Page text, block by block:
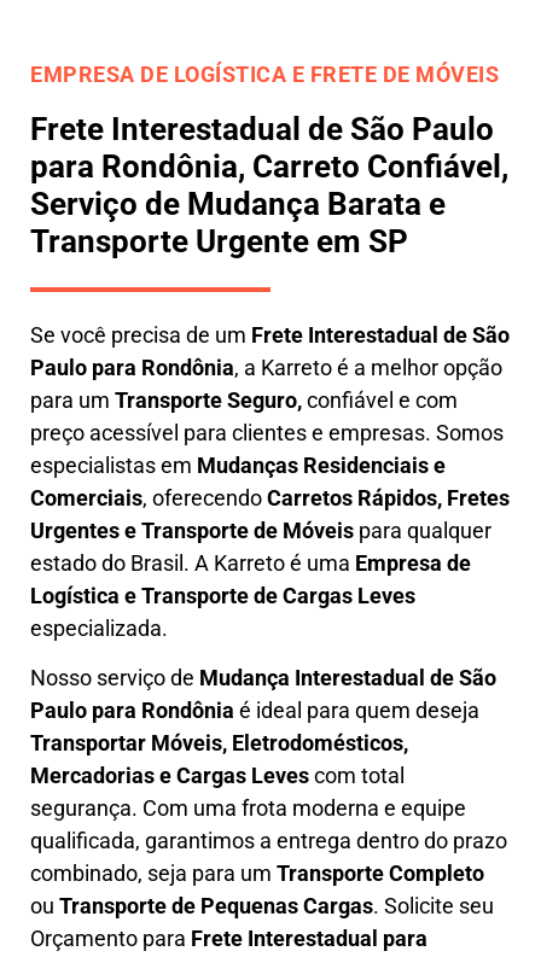
EMPRESA DE LOGÍSTICA E FRETE DE MÓVEIS
Frete Interestadual de São Paulo
para Rondônia, Carreto Confiável,
Serviço de Mudança Barata e
Transporte Urgente em SP
Se você precisa de um Frete Interestadual de São
Paulo para Rondônia, a Karreto é a melhor opção
para um Transporte Seguro,confiável e com
preço acessível para clientes e empresas. Somos
especialistas em Mudanças Residenciais e
Comerciais, oferecendoCarretos Rápidos, Fretes
Urgentes e Transporte de Móveis para qualquer
estado do Brasil. A Karretoé uma Empresa de
Logística e Transporte de Cargas Leves
especializada.
Nosso serviço de Mudança Interestadual de São
Paulo para Rondônia é ideal para quem deseja
Transportar Móveis, Eletrodomésticos,
Mercadorias e Cargas Levescom total
segurança. Com uma frota moderna e equipe
qualificada, garantimos a entrega dentro do prazo
combinado, seja para um Transporte Completo
ou Transporte de Pequenas Cargas. Solicite seu
Orçamento para Frete Interestadual para